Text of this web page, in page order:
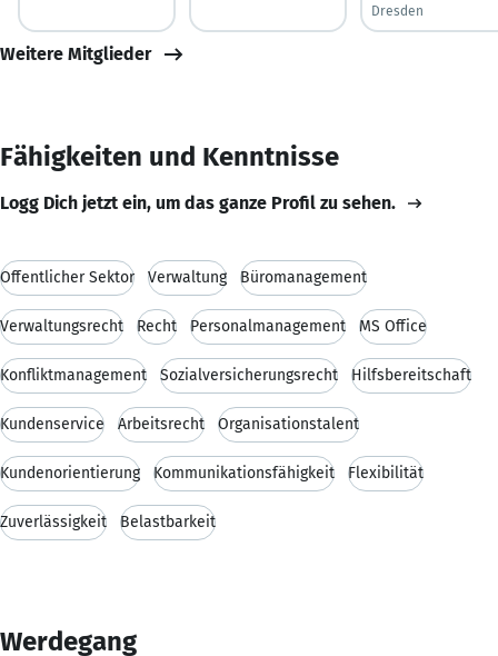
Dresden
Weitere Mitglieder
Fähigkeiten und Kenntnisse
Logg Dich jetzt ein, um das ganze Profil zu sehen.
Öffentlicher Sektor Verwaltung Büromanagement
Verwaltungsrecht Recht Personalmanagement MS Office
Konfliktmanagement Sozialversicherungsrecht Hilfsbereitschaft
Kundenservice Arbeitsrecht Organisationstalent
Kundenorientierung Kommunikationsfähigkeit Flexibilität
Zuverlässigkeit Belastbarkeit
Werdegang